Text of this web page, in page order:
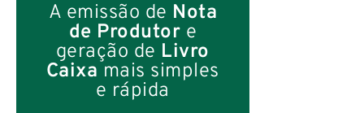
A emissão de Nota
de Produtor e
geração de Livro
Caixa mais simples
e rápida